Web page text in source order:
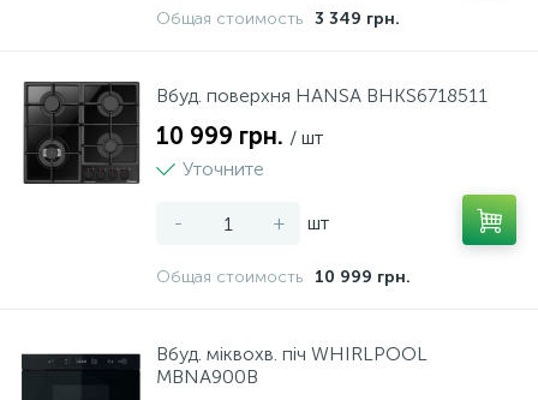
Общая стоимость 3 349 грн.
Вбуд. поверхня HANSA BHKS6718511
10 999 грн. / шт
Уточните
- + шт
Общая стоимость 10 999 грн.
Вбуд. міквохв. піч WHIRLPOOL
MBNA900B